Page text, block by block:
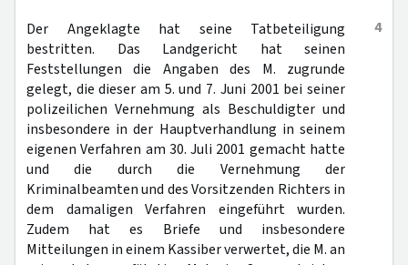
4
Der Angeklagte hat seine Tatbeteiligung
bestritten. Das Landgericht hat seinen
Feststellungen die Angaben des M. zugrunde
gelegt, die dieser am 5. und 7. Juni 2001 bei seiner
polizeilichen Vernehmung als Beschuldigter und
insbesondere in der Hauptverhandlung in seinem
eigenen Verfahren am 30. Juli 2001 gemacht hatte
und die durch die Vernehmung der
Kriminalbeamten und des Vorsitzenden Richters in
dem damaligen Verfahren eingeführt wurden.
Zudem hat es Briefe und insbesondere
Mitteilungen in einem Kassiber verwertet, die M. an